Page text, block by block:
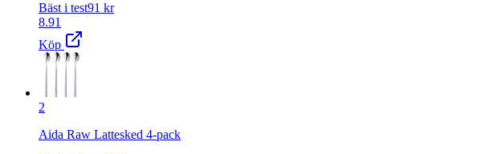
Bäst i test91 kr
8.91
Köp
2
Aida Raw Lattesked 4-pack